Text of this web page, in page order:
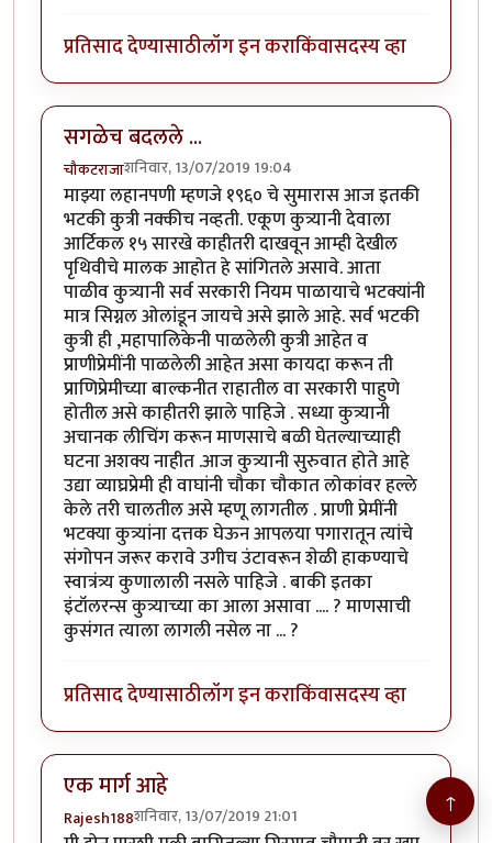
प्रतिसाद देण्यासाठीलॉग इन कराकिंवासदस्य व्हा
सगळेच बदलले ...
चौकटराजाशनिवार, 13/07/2019 19:04
माझ्या लहानपणी म्हणजे १९६० चे सुमारास आज इतकी
भटकी कुत्री नक्कीच नव्हती. एकूण कुत्र्यानी देवाला
आर्टिकल १५ सारखे काहीतरी दाखवून आम्ही देखील
पृथिवीचे मालक आहोत हे सांगितले असावे. आता
पाळीव कुत्र्यानी सर्व सरकारी नियम पाळायाचे भटक्यांनी
मात्र सिग्नल ओलांडून जायचे असे झाले आहे. सर्व भटकी
कुत्री ही ,महापालिकेनी पाळलेली कुत्री आहेत व
प्राणीप्रेमींनी पाळलेली आहेत असा कायदा करून ती
प्राणिप्रेमीच्या बाल्कनीत राहातील वा सरकारी पाहुणे
होतील असे काहीतरी झाले पाहिजे . सध्या कुत्र्यानी
अचानक लीचिंग करून माणसाचे बळी घेतल्याच्याही
घटना अशक्य नाहीत .आज कुत्र्यानी सुरुवात होते आहे
उद्या व्याघ्रप्रेमी ही वाघांनी चौका चौकात लोकांवर हल्ले
केले तरी चालतील असे म्हणू लागतील . प्राणी प्रेमींनी
भटक्या कुत्र्यांना दत्तक घेऊन आपलया पगारातून त्यांचे
संगोपन जरूर करावे उगीच उंटावरून शेळी हाकण्याचे
स्वात्रंत्र्य कुणालाली नसले पाहिजे . बाकी इतका
इंटॉलरन्स कुत्र्याच्या का आला असावा .... ? माणसाची
कुसंगत त्याला लागली नसेल ना ... ?
प्रतिसाद देण्यासाठीलॉग इन कराकिंवासदस्य व्हा
एक मार्ग आहे
Rajesh188शनिवार, 13/07/2019 21:01
↑